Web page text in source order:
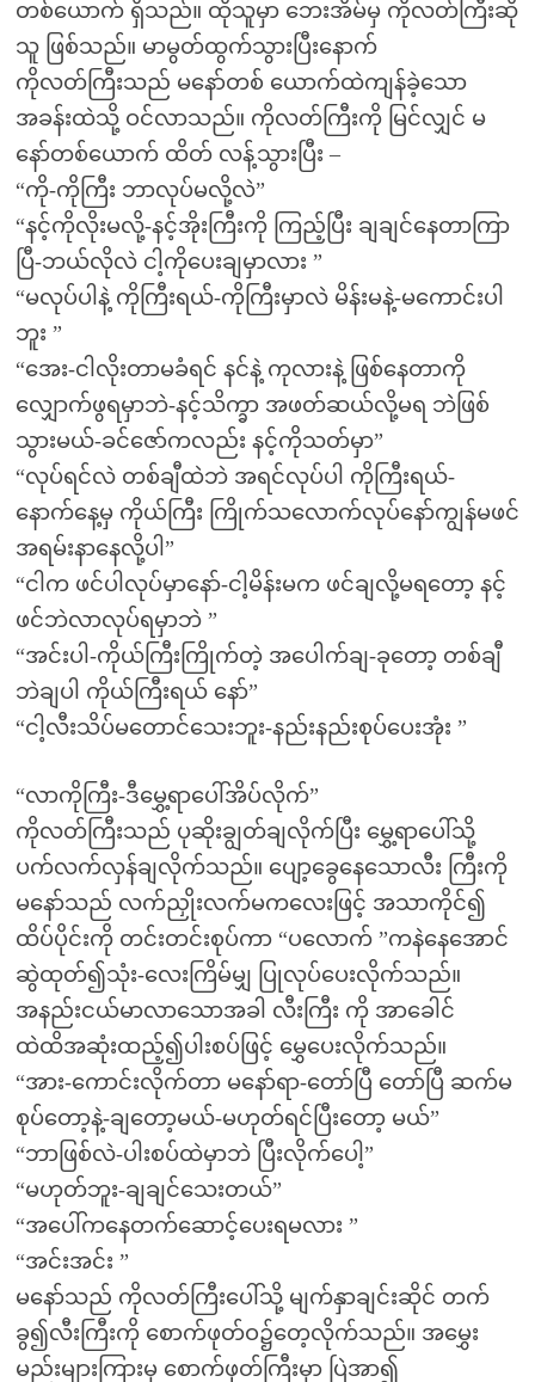
တစ်ယောက် ရှိသည်။ ထိုသူမှာ ဘေးအိမ်မှ ကိုလတ်ကြီးဆို
သူ ဖြစ်သည်။ မာမွတ်ထွက်သွားပြီးနောက်
ကိုလတ်ကြီးသည် မနော်တစ် ယောက်ထဲကျန်ခဲ့သော
အခန်းထဲသို့ ဝင်လာသည်။ ကိုလတ်ကြီးကို မြင်လျှင် မ
နော်တစ်ယောက် ထိတ် လန့်သွားပြီး –
“ကို-ကိုကြီး ဘာလုပ်မလို့လဲ”
“နင့်ကိုလိုးမလို့-နင့်အိုးကြီးကို ကြည့်ပြီး ချချင်နေတာကြာ
ပြီ-ဘယ်လိုလဲ ငါ့ကိုပေးချမှာလား ”
“မလုပ်ပါနဲ့ ကိုကြီးရယ်-ကိုကြီးမှာလဲ မိန်းမနဲ့-မကောင်းပါ
ဘူး ”
“အေး-ငါလိုးတာမခံရင် နင်နဲ့ ကုလားနဲ့ ဖြစ်နေတာကို
လျှောက်ဖွရမှာဘဲ-နင့်သိက္ခာ အဖတ်ဆယ်လို့မရ ဘဲဖြစ်
သွားမယ်-ခင်ဇော်ကလည်း နင့်ကိုသတ်မှာ”
“လုပ်ရင်လဲ တစ်ချီထဲဘဲ အရင်လုပ်ပါ ကိုကြီးရယ်-
နောက်နေ့မှ ကိုယ်ကြီး ကြိုက်သလောက်လုပ်နော်ကျွန်မဖင်
အရမ်းနာနေလို့ပါ”
“ငါက ဖင်ပါလုပ်မှာနော်-ငါ့မိန်းမက ဖင်ချလို့မရတော့ နင့်
ဖင်ဘဲလာလုပ်ရမှာဘဲ ”
“အင်းပါ-ကိုယ်ကြီးကြိုက်တဲ့ အပေါက်ချ-ခုတော့ တစ်ချီ
ဘဲချပါ ကိုယ်ကြီးရယ် နော်”
“ငါ့လီးသိပ်မတောင်သေးဘူး-နည်းနည်းစုပ်ပေးအုံး ”
“လာကိုကြီး-ဒီမွှေ့ရာပေါ်အိပ်လိုက်”
ကိုလတ်ကြီးသည် ပုဆိုးချွတ်ချလိုက်ပြီး မွှေ့ရာပေါ်သို့
ပက်လက်လှန်ချလိုက်သည်။ ပျော့ခွေနေသောလီး ကြီးကို
မနော်သည် လက်ညှိုးလက်မကလေးဖြင့် အသာကိုင်၍
ထိပ်ပိုင်းကို တင်းတင်းစုပ်ကာ “ပလောက် ”ကနဲနေအောင်
ဆွဲထုတ်၍သုံး-လေးကြိမ်မျှ ပြုလုပ်ပေးလိုက်သည်။
အနည်းငယ်မာလာသောအခါ လီးကြီး ကို အာခေါင်
ထဲထိအဆုံးထည့်၍ပါးစပ်ဖြင့် မွှေပေးလိုက်သည်။
“အား-ကောင်းလိုက်တာ မနော်ရာ-တော်ပြီ တော်ပြီ ဆက်မ
စုပ်တော့နဲ့-ချတော့မယ်-မဟုတ်ရင်ပြီးတော့ မယ်”
“ဘာဖြစ်လဲ-ပါးစပ်ထဲမှာဘဲ ပြီးလိုက်ပေါ့”
“မဟုတ်ဘူး-ချချင်သေးတယ်”
“အပေါ်ကနေတက်ဆောင့်ပေးရမလား ”
“အင်းအင်း ”
မနော်သည် ကိုလတ်ကြီးပေါ်သို့ မျက်နှာချင်းဆိုင် တက်
ခွ၍လီးကြီးကို စောက်ဖုတ်ဝ၌တေ့လိုက်သည်။ အမွှေး
မည်းများကြားမှ စောက်ဖုတ်ကြီးမှာ ပြဲအာ၍